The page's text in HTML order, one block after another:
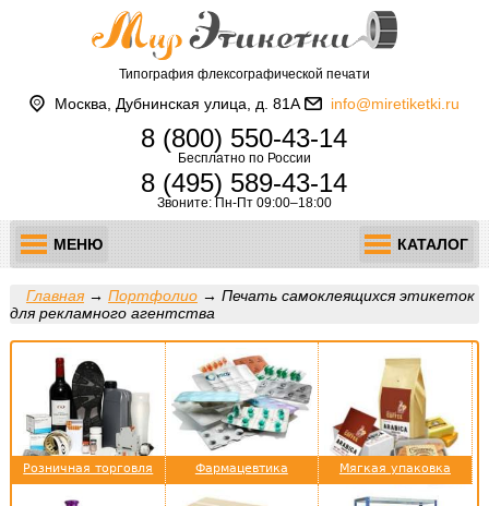
Типография флексографической печати
Москва, Дубнинская улица, д. 81А info@miretiketki.ru
8 (800) 550-43-14
Бесплатно по России
8 (495) 589-43-14
Звоните: Пн-Пт 09:00–18:00
МЕНЮ КАТАЛОГ
Главная→ Портфолио→ Печать самоклеящихся этикеток
для рекламного агентства
Розничная торговля Фармацевтика Мягкая упаковка